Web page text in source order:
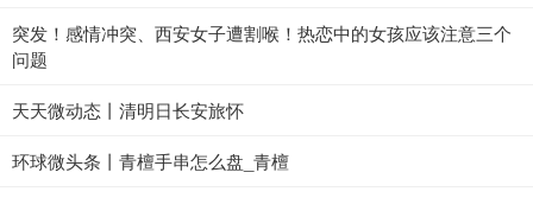
突发！感情冲突、西安女子遭割喉！热恋中的女孩应该注意三个
问题
天天微动态丨清明日长安旅怀
环球微头条丨青檀手串怎么盘_青檀